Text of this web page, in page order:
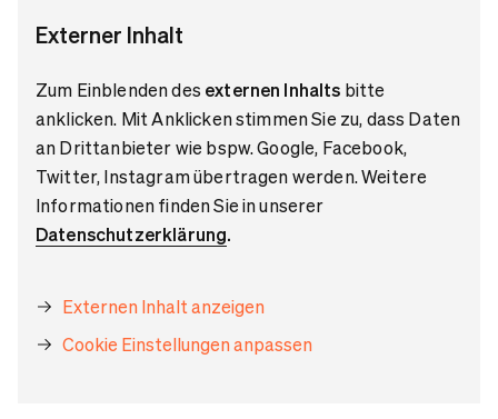
Externer Inhalt
Zum Einblenden des externen Inhalts bitte
anklicken. Mit Anklicken stimmen Sie zu, dass Daten
an Drittanbieter wie bspw. Google, Facebook,
Twitter, Instagram übertragen werden. Weitere
Informationen finden Sie in unserer
Datenschutzerklärung.
Externen Inhalt anzeigen
Cookie Einstellungen anpassen